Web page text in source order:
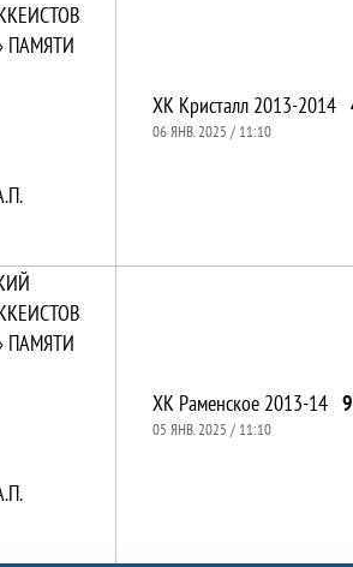
ПАМЯТИ
ХК Кристалл 2013-2014
06 ЯНВ. 2025 / 11:10
ПАМЯТИ
ХК Раменское 2013-14
05 ЯНВ. 2025 / 11:10